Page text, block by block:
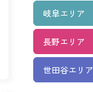
岐阜エリア
長野エリア
世田谷エリア